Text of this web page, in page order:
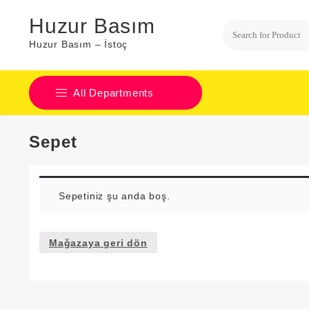
contentHuzur Basım
Huzur Basım – İstoç
All Departments
No categories
Sepet
Sepetiniz şu anda boş.
Mağazaya geri dön